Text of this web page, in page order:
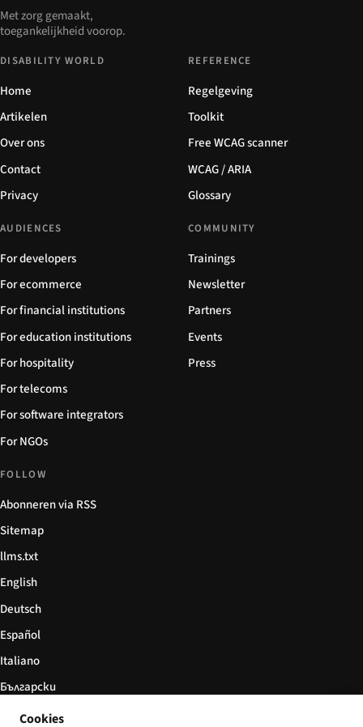
Met zorg gemaakt,
toegankelijkheid voorop.
DISABILITY WORLD
Home
Artikelen
Over ons
Contact
Privacy
REFERENCE
Regelgeving
Toolkit
Free WCAG scanner
WCAG / ARIA
Glossary
AUDIENCES
For developers
For ecommerce
For financial institutions
For education institutions
For hospitality
For telecoms
For software integrators
For NGOs
COMMUNITY
Trainings
Newsletter
Partners
Events
Press
FOLLOW
Abonneren via RSS
Sitemap
llms.txt
English
Deutsch
Español
Italiano
Български
简体中文
Cookies